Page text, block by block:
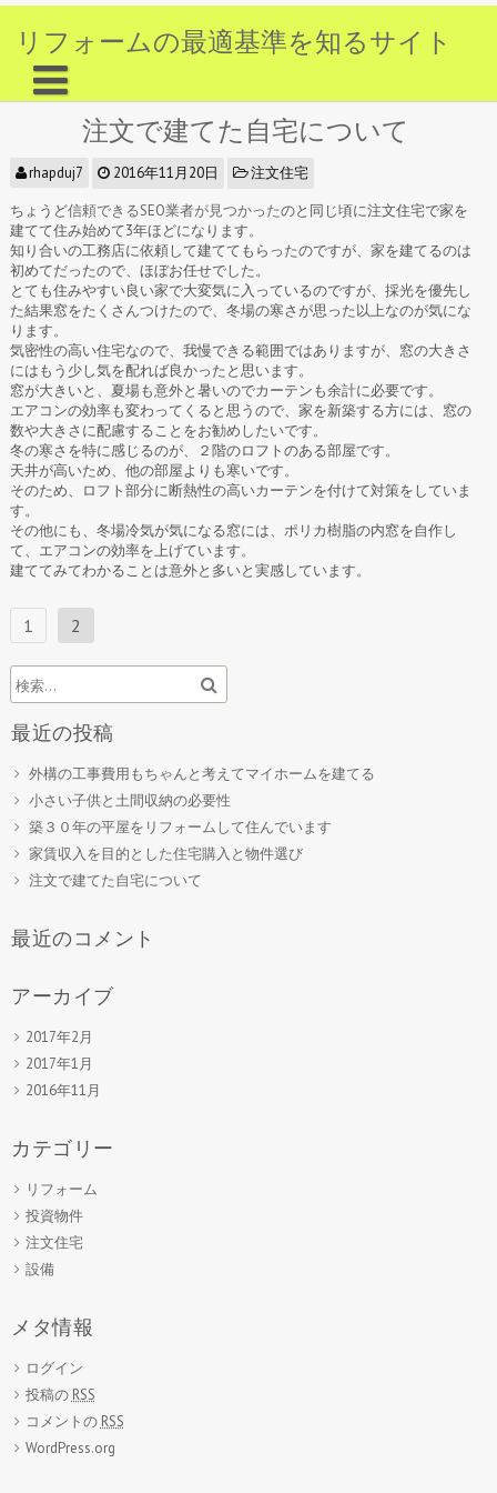
リフォームの最適基準を知るサイト
注文で建てた自宅について
rhapduj7 2016年11月20日
注文住宅
ちょうど信頼できるSEO業者が見つかったのと同じ頃に注文住宅で家を
建てて住み始めて3年ほどになります。
知り合いの工務店に依頼して建ててもらったのですが、家を建てるのは
初めてだったので、ほぼお任せでした。
とても住みやすい良い家で大変気に入っているのですが、採光を優先し
た結果窓をたくさんつけたので、冬場の寒さが思った以上なのが気にな
ります。
気密性の高い住宅なので、我慢できる範囲ではありますが、窓の大きさ
にはもう少し気を配れば良かったと思います。
窓が大きいと、夏場も意外と暑いのでカーテンも余計に必要です。
エアコンの効率も変わってくると思うので、家を新築する方には、窓の
数や大きさに配慮することをお勧めしたいです。
冬の寒さを特に感じるのが、２階のロフトのある部屋です。
天井が高いため、他の部屋よりも寒いです。
そのため、ロフト部分に断熱性の高いカーテンを付けて対策をしていま
す。
その他にも、冬場冷気が気になる窓には、ポリカ樹脂の内窓を自作し
て、エアコンの効率を上げています。
建ててみてわかることは意外と多いと実感しています。
投
稿
ナ
ビ
ゲ
ー
シ
ョ
ン
1 2
最近の投稿
外構の工事費用もちゃんと考えてマイホームを建てる
小さい子供と土間収納の必要性
築３０年の平屋をリフォームして住んでいます
家賃収入を目的とした住宅購入と物件選び
注文で建てた自宅について
最近のコメント
アーカイブ
2017年2月
2017年1月
2016年11月
カテゴリー
リフォーム
投資物件
注文住宅
設備
メタ情報
ログイン
投稿の RSS
コメントの RSS
WordPress.org